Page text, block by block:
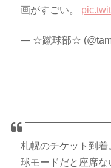
画がすごい。
— ☆蹴球部☆
札幌のチケット到
球モードだと座席